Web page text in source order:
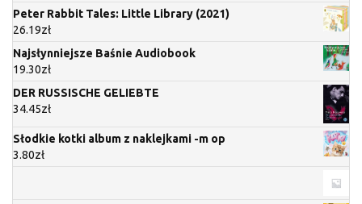
Peter Rabbit Tales: Little Library (2021)
26.19zł
Najsłynniejsze Baśnie Audiobook
19.30zł
DER RUSSISCHE GELIEBTE
34.45zł
Słodkie kotki album z naklejkami -m op
3.80zł